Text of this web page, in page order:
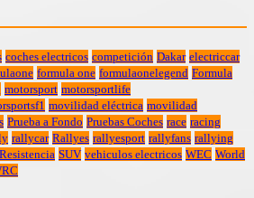
coches electricos competición Dakar electriccar
formula one formulaonelegend Formula
motorsport motorsportlife
movilidad eléctrica movilidad
Prueba a Fondo Pruebas Coches race racing
rallycar Rallyes rallyesport rallyfans rallying
Resistencia SUV vehiculos electricos WEC World